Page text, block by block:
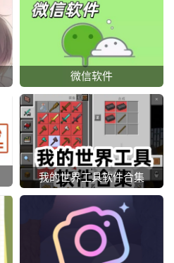
微信软件
我的世界工具软件合集